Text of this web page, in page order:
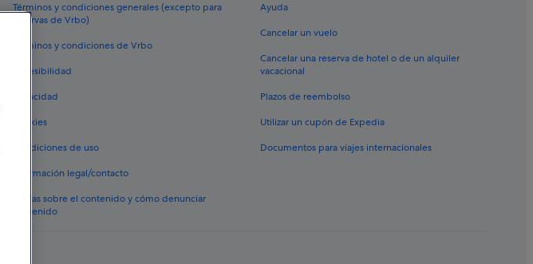
Términos y condiciones generales (excepto para
reservas de Vrbo)
Términos y condiciones de Vrbo
Accesibilidad
Privacidad
Cookies
Condiciones de uso
Información legal/contacto
Pautas sobre el contenido y cómo denunciar
contenido
Ayuda
Cancelar un vuelo
Cancelar una reserva de hotel o de un alquiler
vacacional
Plazos de reembolso
Utilizar un cupón de Expedia
Documentos para viajes internacionales